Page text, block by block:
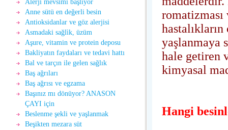
Alerji mevsimi başlıyor
Anne sütü en değerli besin
Antioksidanlar ve göz alerjisi
Asmadaki sağlìk, üzüm
Aşure, vitamin ve protein deposu
Bakliyatın faydaları ve tedavi hattı
Bal ve tarçın ile gelen sağlık
Baş ağrıları
Baş ağrısı ve egzama
Başınız mı dönüyor? ANASON
ÇAYI için
Beslenme şekli ve yaşlanmak
Beşikten mezara süt
yaşlanmaya
hale getiren
kimyasal
Hangi